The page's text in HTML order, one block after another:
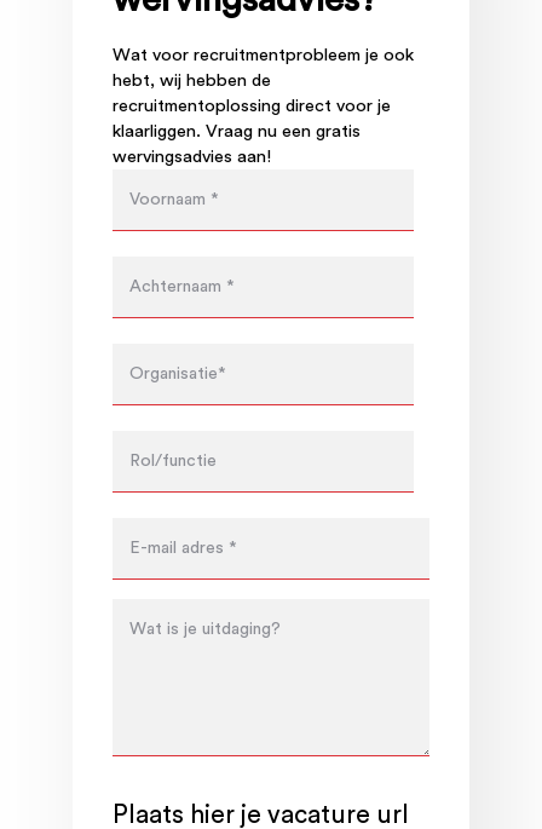
Wat voor recruitmentprobleem je ook
hebt, wij hebben de
recruitmentoplossing direct voor je
klaarliggen. Vraag nu een gratis
wervingsadvies aan!
Plaats hier je vacature url